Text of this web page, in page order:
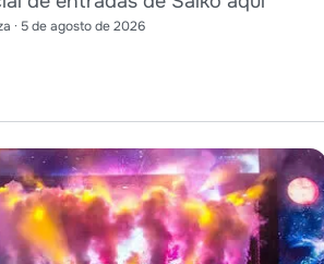
· 5 de agosto de 2026